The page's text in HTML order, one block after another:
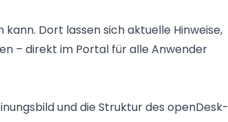
Dort lassen sich aktuelle Hinweise,
– direkt im Portal für alle Anwender
und die Struktur des openDesk-